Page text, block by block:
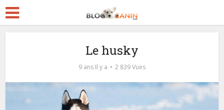
Le husky
9 ans Il y a 2 839 Vues